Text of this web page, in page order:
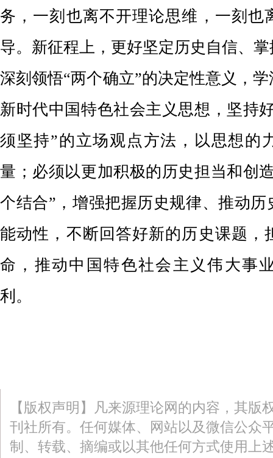
务 ， 一刻也离不开理论思维，一刻也
导。 新征程上，更好坚定历史自信、
深刻领悟“两个确立”的决定性意义，学
新时代中国特色社会主义思想，坚持
须坚持”的立场观点方法 ，以思想的
量； 必须以更加积极的历史担当和创
个结合”， 增强把握历史规律、推动历
能动性， 不断回答好新的历史课题，
命，推动中国特色社会主义伟大事
利。
【版权声明】凡来源理论网的内容，其版
刊社所有。任何媒体、网站以及微信公众
制、转载、摘编或以其他任何方式使用上